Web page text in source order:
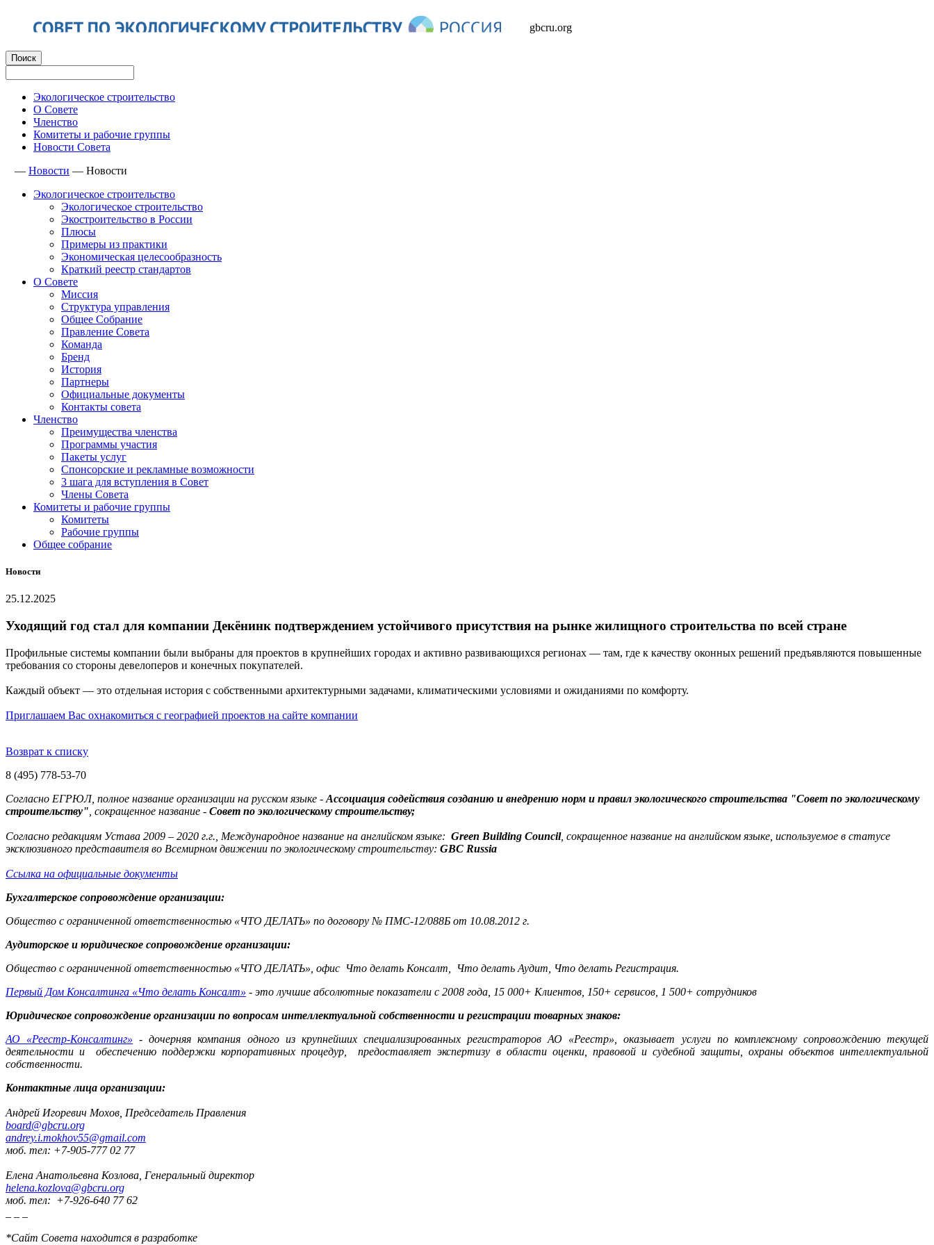
gbcru.org
Экологическое строительство
О Совете
Членство
Комитеты и рабочие группы
Новости Совета
— Новости — Новости
Экологическое строительство
Экологическое строительство
Экостроительство в России
Плюсы
Примеры из практики
Экономическая целесообразность
Краткий реестр стандартов
О Совете
Миссия
Структура управления
Общее Собрание
Правление Совета
Команда
Бренд
История
Партнеры
Официальные документы
Контакты совета
Членство
Преимущества членства
Программы участия
Пакеты услуг
Спонсорские и рекламные возможности
3 шага для вступления в Совет
Члены Совета
Комитеты и рабочие группы
Комитеты
Рабочие группы
Общее собрание
Новости
25.12.2025
Уходящий год стал для компании Декёнинк подтверждением устойчивого присутствия на рынке жилищного строительства по всей стране
Профильные системы компании были выбраны для проектов в крупнейших городах и активно развивающихся регионах — там, где к качеству оконных решений предъявляются повышенные
требования со стороны девелоперов и конечных покупателей.
Каждый объект — это отдельная история с собственными архитектурными задачами, климатическими условиями и ожиданиями по комфорту.
Приглашаем Вас охнакомиться с географией проектов на сайте компании
Возврат к списку
8 (495) 778-53-70
Согласно ЕГРЮЛ, полное название организации на русском языке - Ассоциация содействия созданию и внедрению норм и правил экологического строительства "Совет по экологическому
строительству" , сокращенное название - Совет по экологическому строительству;
Согласно редакциям Устава 2009 – 2020 г.г., Международное название на английском языке: Green Building Council, сокращенное название на английском языке, используемое в статусе
эксклюзивного представителя во Всемирном движении по экологическому строительству: GBC Russia
Ссылка на официальные документы
Бухгалтерское сопровождение организации:
Общество с ограниченной ответственностью «ЧТО ДЕЛАТЬ» по договору № ПМС-12/088Б от 10.08.2012 г.
Аудиторское и юридическое сопровождение организации:
Общество с ограниченной ответственностью «ЧТО ДЕЛАТЬ», офис Что делать Консалт, Что делать Аудит, Что делать Регистрация.
Первый Дом Консалтинга «Что делать Консалт» - это лучшие абсолютные показатели с 2008 года, 15 000+ Клиентов, 150+ сервисов, 1 500+ сотрудников
Юридическое сопровождение организации по вопросам интеллектуальной собственности и регистрации товарных знаков:
АО «Реестр-Консалтинг» - дочерняя компания одного из крупнейших специализированных регистраторов АО «Реестр», оказывает услуги по комплексному сопровождению текущей
деятельности и обеспечению поддержки корпоративных процедур, предоставляет экспертизу в области оценки, правовой и судебной защиты, охраны объектов интеллектуальной
собственности.
Контактные лица организации:
Андрей Игоревич Мохов, Председатель Правления
board@gbcru.org
andrey.i.mokhov55@gmail.com
моб. тел: +7-905-777 02 77
Елена Анатольевна Козлова, Генеральный директор
helena.kozlova@gbcru.org
моб. тел: +7-926-640 77 62
*Сайт Совета находится в разработке